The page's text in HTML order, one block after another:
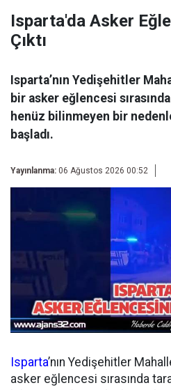
Isparta'da Asker
Çıktı
Isparta’nın Yedişehitler
bir asker eğlencesi
henüz bilinmeyen bir
başladı.
Yayınlanma: 06 Ağustos 2026 00:52
Isparta’nın Yedişehitler
asker eğlencesi sırasında